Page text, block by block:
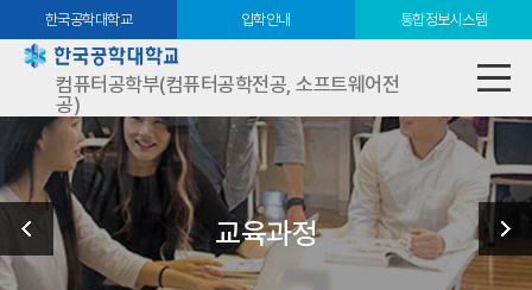
한국공학대학교 입학안내 통합정보시스템
컴퓨터공학부(컴퓨터공학전공, 소프트웨어전
공)
교육과정